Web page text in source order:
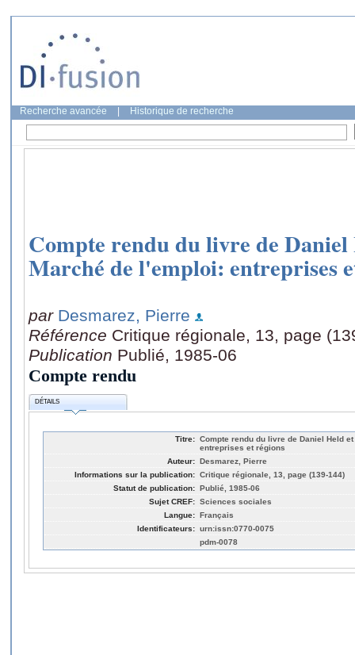
Recherche avancée Historique de recherche
Compte rendu du livre de
Marché de l'emploi: entreprises
par Desmarez, Pierre
Référence Critique régionale, 13, page
Publication Publié, 1985-06
Compte rendu
DÉTAILS
Titre: Compte rendu du livre de Daniel Held
entreprises et régions
Auteur: Desmarez, Pierre
Informations sur la publication: Critique régionale, 13, page (139-144)
Statut de publication: Publié, 1985-06
Sujet CREF: Sciences sociales
Langue: Français
Identificateurs: urn:issn:0770-0075
pdm-0078